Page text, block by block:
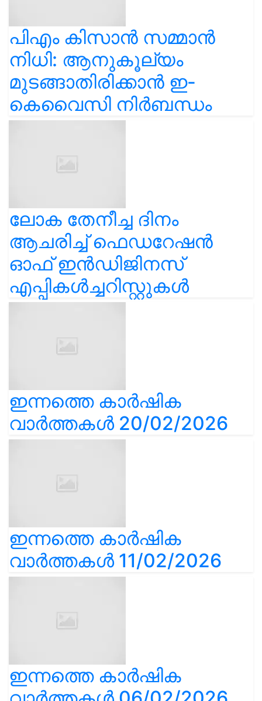
പിഎം കിസാൻ സമ്മാൻ
നിധി: ആനുകൂല്യം
മുടങ്ങാതിരിക്കാൻ ഇ-
കെവൈസി നിർബന്ധം
ലോക തേനീച്ച ദിനം
ആചരിച്ച് ഫെഡറേഷൻ
ഓഫ് ഇൻഡിജിനസ്
എപ്പികൾച്ചറിസ്റ്റുകൾ
ഇന്നത്തെ കാർഷിക
വാർത്തകൾ 20/02/2026
ഇന്നത്തെ കാർഷിക
വാർത്തകൾ 11/02/2026
ഇന്നത്തെ കാർഷിക